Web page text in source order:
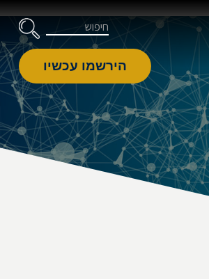
Skip to Content
דלג לניווט
חיפוש
הירשמו עכשיו